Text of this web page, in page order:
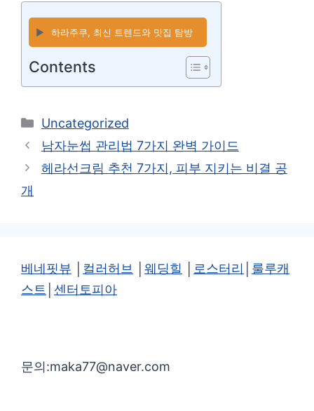
▶️ 하라주쿠, 최신 트렌드와 맛집 탐방
Contents
카
테
리
Uncategorized
남자눈썹 관리법 7가지 완벽 가이드
헤라선크림 추천 7가지, 피부 지키는 비결 공
개
베네핏뷰 컬러허브 웨딩힐 로스터리
룰루캐
스트
센터토피아
문의:maka77@naver.com